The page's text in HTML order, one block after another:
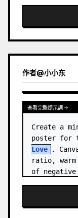
eyes
作者@小小东
查看完整提示詞
Create a
poster for
Love
.
ratio,
of negative